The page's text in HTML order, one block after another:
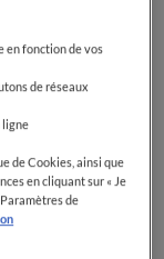
France,
en fonction de vos
de réseaux
ligne
de Cookies, ainsi que
en cliquant sur « Je
de